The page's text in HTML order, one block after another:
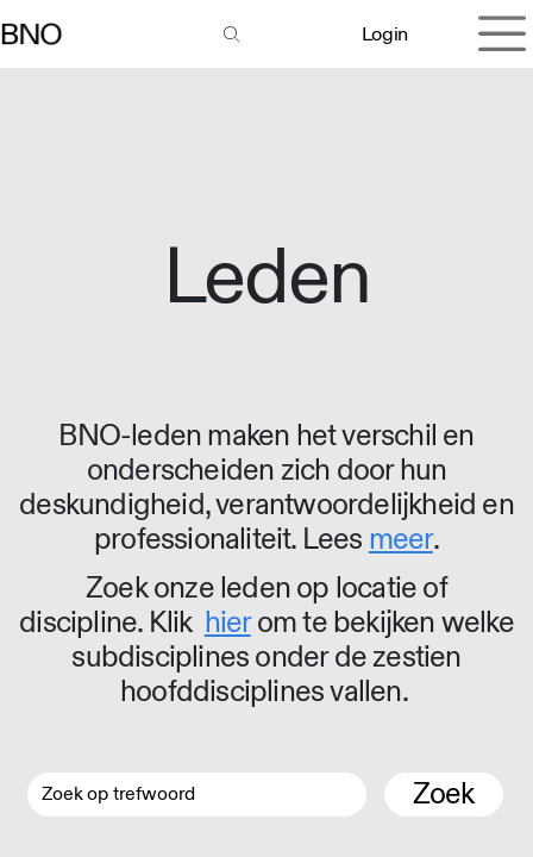
Login
Leden
BNO-leden maken het verschil en
onderscheiden zich door hun
deskundigheid, verantwoordelijkheid en
professionaliteit. Lees meer.
Zoek onze leden op locatie of
discipline. Klik hierom te bekijken welke
subdisciplines onder de zestien
hoofddisciplines vallen.
Zoek